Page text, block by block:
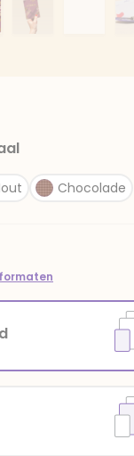
Chocolade